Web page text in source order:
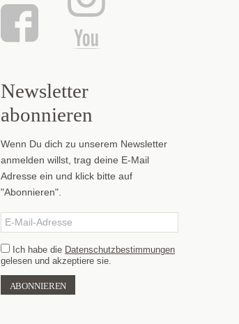
Newsletter
abonnieren
Wenn Du dich zu unserem Newsletter
anmelden willst, trag deine E-Mail
Adresse ein und klick bitte auf
"Abonnieren".
Ich habe die Datenschutzbestimmungen
gelesen und akzeptiere sie.